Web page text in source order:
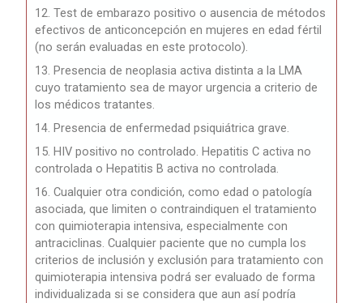
12. Test de embarazo positivo o ausencia de métodos
efectivos de anticoncepción en mujeres en edad fértil
(no serán evaluadas en este protocolo).
13. Presencia de neoplasia activa distinta a la LMA
cuyo tratamiento sea de mayor urgencia a criterio de
los médicos tratantes.
14. Presencia de enfermedad psiquiátrica grave.
15. HIV positivo no controlado. Hepatitis C activa no
controlada o Hepatitis B activa no controlada.
16. Cualquier otra condición, como edad o patología
asociada, que limiten o contraindiquen el tratamiento
con quimioterapia intensiva, especialmente con
antraciclinas. Cualquier paciente que no cumpla los
criterios de inclusión y exclusión para tratamiento con
quimioterapia intensiva podrá ser evaluado de forma
individualizada si se considera que aun así podría